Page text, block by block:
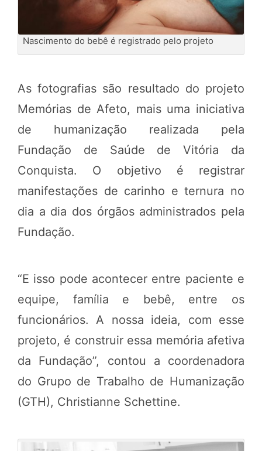
Nascimento do bebê é registrado pelo projeto
As fotografias são resultado do projeto
Memórias de Afeto, mais uma iniciativa
de humanização realizada pela
Fundação de Saúde de Vitória da
Conquista. O objetivo é registrar
manifestações de carinho e ternura no
dia a dia dos órgãos administrados pela
Fundação.
“E isso pode acontecer entre paciente e
equipe, família e bebê, entre os
funcionários. A nossa ideia, com esse
projeto, é construir essa memória afetiva
da Fundação”, contou a coordenadora
do Grupo de Trabalho de Humanização
(GTH), Christianne Schettine.